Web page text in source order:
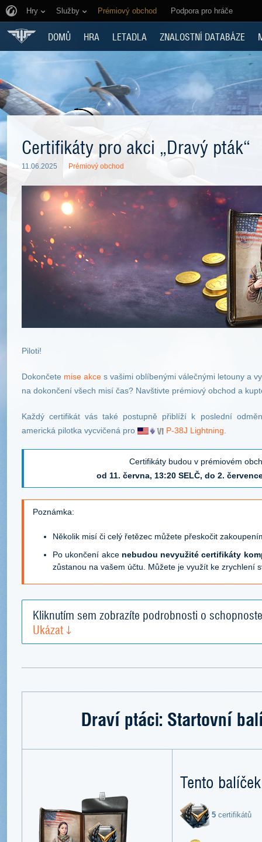
Hry Služby Prémiový obchod Podpora pro hráče
DOMŮ HRA LETADLA ZNALOSTNÍ DATABÁZE
Certifikáty pro akci „Dravý pták“
11.06.2025 Prémiový obchod
Piloti!
Dokončete mise akce s vašimi oblíbenými válečnými letouny a
na dokončení všech misí čas? Navštivte prémiový obchod a
Každý certifikát vás také postupně přiblíží k poslední
americká pilotka vycvičená pro
P-38J Lightning
Certifikáty budou v prémiovém
od 11. června, 13:20 SELČ, do 2.
Poznámka:
Několik misí či celý řetězec můžete přeskočit
Po ukončení akce nebudou nevyužité certifikáty
zůstanou na vašem účtu. Můžete je využít ke zrychlení
Kliknutím sem zobrazíte podrobnosti o
Ukázat
Draví ptáci: Startovní
Tento
5 certifikátů